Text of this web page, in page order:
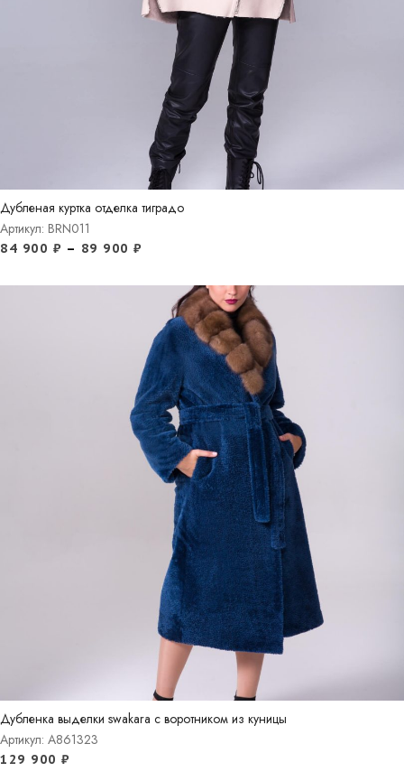
Дубленая куртка отделка тиградо
Артикул: BRN011
84 900 ₽ – 89 900 ₽
Дубленка выделки swakara с воротником из куницы
Артикул: A861323
129 900 ₽